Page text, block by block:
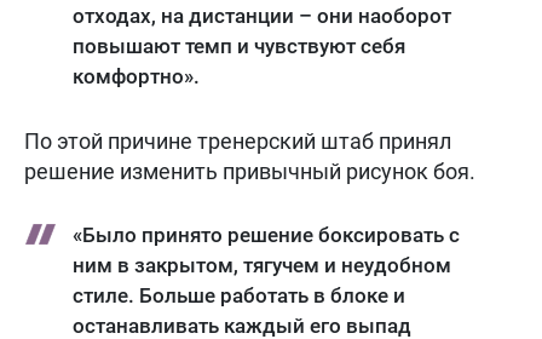
отходах, на дистанции – они наоборот
повышают темп и чувствуют себя
комфортно».
По этой причине тренерский штаб принял
решение изменить привычный рисунок боя.
«Было принято решение боксировать с
ним в закрытом, тягучем и неудобном
стиле. Больше работать в блоке и
останавливать каждый его выпад